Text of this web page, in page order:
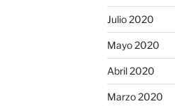
Julio 2020
Mayo 2020
Abril 2020
Marzo 2020